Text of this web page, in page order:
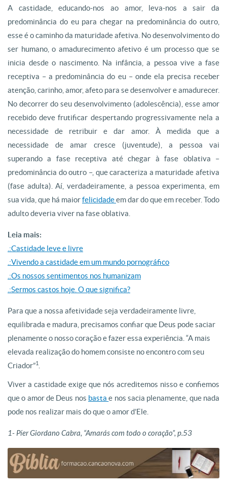
A castidade, educando-nos ao amor, leva-nos a sair da
predominância do eu para chegar na predominância do outro,
esse é o caminho da maturidade afetiva. No desenvolvimento do
ser humano, o amadurecimento afetivo é um processo que se
inicia desde o nascimento. Na infância, a pessoa vive a fase
receptiva – a predominância do eu – onde ela precisa receber
atenção, carinho, amor, afeto para se desenvolver e amadurecer.
No decorrer do seu desenvolvimento (adolescência), esse amor
recebido deve frutificar despertando progressivamente nela a
necessidade de retribuir e dar amor. À medida que a
necessidade de amar cresce (juventude), a pessoa vai
superando a fase receptiva até chegar à fase oblativa –
predominância do outro –, que caracteriza a maturidade afetiva
(fase adulta). Aí, verdadeiramente, a pessoa experimenta, em
sua vida, que há maiorfelicidadeem dar do que em receber. Todo
adulto deveria viver na fase oblativa.
Leia mais:
.:Castidade leve e livre
.:Vivendo a castidade em um mundo pornográfico
.:Os nossos sentimentos nos humanizam
.:Sermos castos hoje. O que significa?
Para que a nossa afetividade seja verdadeiramente livre,
equilibrada e madura, precisamos confiar que Deus pode saciar
plenamente o nosso coração e fazer essa experiência. “A mais
elevada realização do homem consiste no encontro com seu
Criador”1
Viver a castidade exige que nós acreditemos nisso e confiemos
que o amor de Deus nos bastae nos sacia plenamente, que nada
pode nos realizar mais do que o amor d’Ele.
1- Píer Giordano Cabra, “Amarás com todo o coração”, p.53